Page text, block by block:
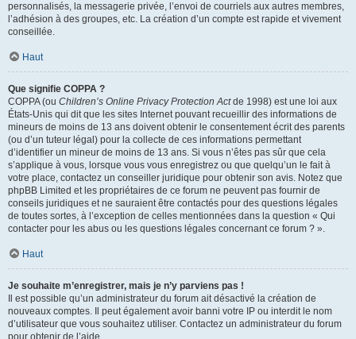
personnalisés, la messagerie privée, l’envoi de courriels aux autres membres,
l’adhésion à des groupes, etc. La création d’un compte est rapide et vivement
conseillée.
Haut
Que signifie COPPA ?
COPPA (ou Children’s Online Privacy Protection Actde 1998) est une loi aux
États-Unis qui dit que les sites Internet pouvant recueillir des informations de
mineurs de moins de 13 ans doivent obtenir le consentement écrit des parents
(ou d’un tuteur légal) pour la collecte de ces informations permettant
d’identifier un mineur de moins de 13 ans. Si vous n’êtes pas sûr que cela
s’applique à vous, lorsque vous vous enregistrez ou que quelqu’un le fait à
votre place, contactez un conseiller juridique pour obtenir son avis. Notez que
phpBB Limited et les propriétaires de ce forum ne peuvent pas fournir de
conseils juridiques et ne sauraient être contactés pour des questions légales
de toutes sortes, à l’exception de celles mentionnées dans la question « Qui
contacter pour les abus ou les questions légales concernant ce forum ? ».
Haut
Je souhaite m’enregistrer, mais je n’y parviens pas !
Il est possible qu’un administrateur du forum ait désactivé la création de
nouveaux comptes. Il peut également avoir banni votre IP ou interdit le nom
d’utilisateur que vous souhaitez utiliser. Contactez un administrateur du forum
pour obtenir de l’aide.